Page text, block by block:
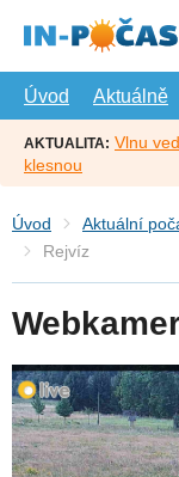
hlavní
Úvod
Aktuálně
AKTUALITA: Vlnu
klesnou
Úvod Aktuální
Rejvíz